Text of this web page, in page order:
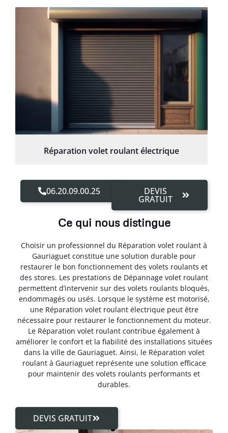
Réparation volet roulant électrique
06.20.09.00.25 DEVIS
GRATUIT
Ce qui nous distingue
Choisir un professionnel du Réparation volet roulant à
Gauriaguet constitue une solution durable pour
restaurer le bon fonctionnement des volets roulants et
des stores. Les prestations de Dépannage volet roulant
permettent d’intervenir sur des volets roulants bloqués,
endommagés ou usés. Lorsque le système est motorisé,
une Réparation volet roulant électrique peut être
nécessaire pour restaurer le fonctionnement du moteur.
Le Réparation volet roulant contribue également à
améliorer le confort et la fiabilité des installations situées
dans la ville de Gauriaguet. Ainsi, le Réparation volet
roulant à Gauriaguet représente une solution efficace
pour maintenir des volets roulants performants et
durables.
DEVIS GRATUIT